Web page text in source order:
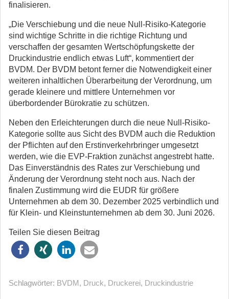
finalisieren.
„Die Verschiebung und die neue Null-Risiko-Kategorie
sind wichtige Schritte in die richtige Richtung und
verschaffen der gesamten Wertschöpfungskette der
Druckindustrie endlich etwas Luft“, kommentiert der
BVDM. Der BVDM betont ferner die Notwendigkeit einer
weiteren inhaltlichen Überarbeitung der Verordnung, um
gerade kleinere und mittlere Unternehmen vor
überbordender Bürokratie zu schützen.
Neben den Erleichterungen durch die neue Null-Risiko-
Kategorie sollte aus Sicht des BVDM auch die Reduktion
der Pflichten auf den Erstinverkehrbringer umgesetzt
werden, wie die EVP-Fraktion zunächst angestrebt hatte.
Das Einverständnis des Rates zur Verschiebung und
Änderung der Verordnung steht noch aus. Nach der
finalen Zustimmung wird die EUDR für größere
Unternehmen ab dem 30. Dezember 2025 verbindlich und
für Klein- und Kleinstunternehmen ab dem 30. Juni 2026.
Teilen Sie diesen Beitrag
Schlagwörter: BVDM, Druck, Druckerei, Druckindustrie